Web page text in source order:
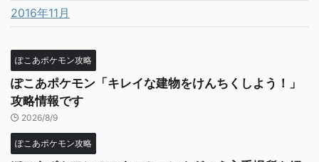
2016年11月
ぽこあポケモン攻略
ぽこあポケモン「キレイな建物をけんちくしよう！」
攻略情報です
2026/8/9
ぽこあポケモン攻略